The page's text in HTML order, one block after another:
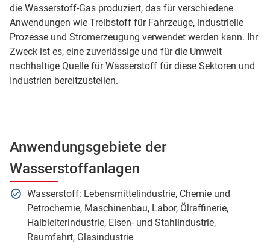
die Wasserstoff-Gas produziert, das für verschiedene
Anwendungen wie Treibstoff für Fahrzeuge, industrielle
Prozesse und Stromerzeugung verwendet werden kann. Ihr
Zweck ist es, eine zuverlässige und für die Umwelt
nachhaltige Quelle für Wasserstoff für diese Sektoren und
Industrien bereitzustellen.
Anwendungsgebiete der
Wasserstoffanlagen
Wasserstoff: Lebensmittelindustrie, Chemie und
Petrochemie, Maschinenbau, Labor, Ölraffinerie,
Halbleiterindustrie, Eisen- und Stahlindustrie,
Raumfahrt, Glasindustrie